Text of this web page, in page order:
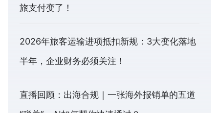
旅支付变了！
2026年旅客运输进项抵扣新规：3大变化落地
半年，企业财务必须关注！
直播回顾：出海合规｜一张海外报销单的五道